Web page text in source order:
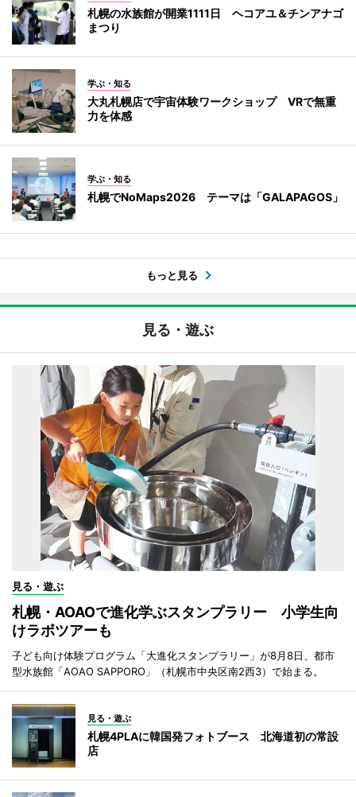
札幌の水族館が開業1111日 ヘコアユ＆チンアナゴ
まつり
学ぶ・知る
大丸札幌店で宇宙体験ワークショップ VRで無重
力を体感
学ぶ・知る
札幌でNoMaps2026 テーマは「GALAPAGOS」
もっと見る
見る・遊ぶ
見る・遊ぶ
札幌・AOAOで進化学ぶスタンプラリー 小学生向
けラボツアーも
子ども向け体験プログラム「大進化スタンプラリー」が8月8日、都市
型水族館「AOAO SAPPORO」（札幌市中央区南2西3）で始まる。
見る・遊ぶ
札幌4PLAに韓国発フォトブース 北海道初の常設
店